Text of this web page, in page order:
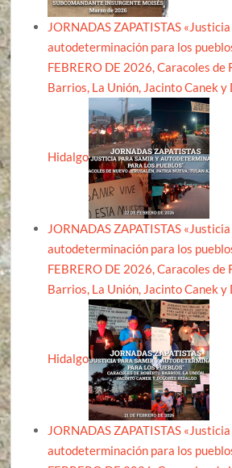
JORNADAS ZAPATISTAS
autodeterminación para los
FEBRERO DE 2026, Caracoles de
Barrios, La Unión, Jacinto Canek y
Hidalgo
JORNADAS ZAPATISTAS
autodeterminación para los
FEBRERO DE 2026, Caracoles de
Barrios, La Unión, Jacinto Canek y
Hidalgo
JORNADAS ZAPATISTAS
autodeterminación para los